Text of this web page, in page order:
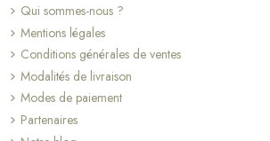
Qui sommes-nous ?
Mentions légales
Conditions générales de ventes
Modalités de livraison
Modes de paiement
Partenaires